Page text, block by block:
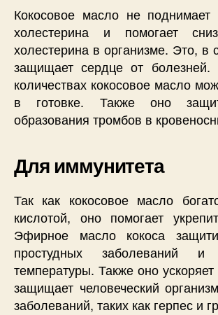
Кокосовое масло не поднимает
холестерина и помогает
холестерина в организме. Это, в
защищает сердце от
количествах кокосовое масло
в готовке. Также оно
образования тромбов в
Для иммунитета
Так как кокосовое масло
кислотой, оно помогает
Эфирное масло кокоса
простудных заболеваний и
температуры. Также оно
защищает человеческий
заболеваний, таких как герпес и